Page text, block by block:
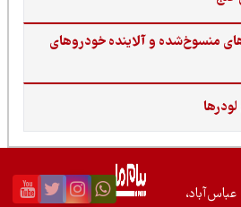
و آلاینده خودروهای